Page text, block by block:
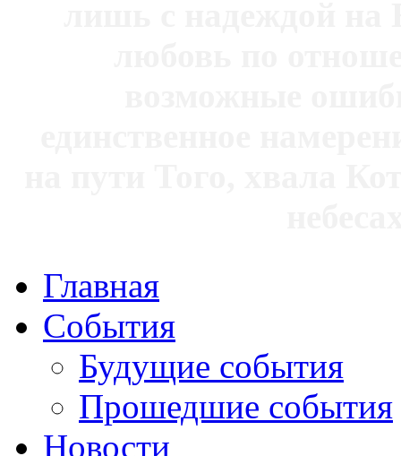
Главная
События
Будущие события
Прошедшие события
Новости